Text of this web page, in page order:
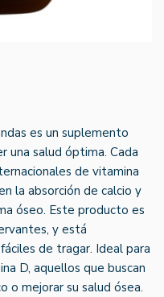
es un suplemento
una salud óptima. Cada
de vitamina
la absorción de calcio y
óseo. Este producto es
y está
de tragar. Ideal para
D, aquellos que buscan
o mejorar su salud ósea.